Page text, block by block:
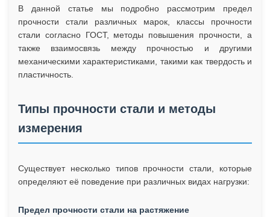
В данной статье мы подробно рассмотрим предел
прочности стали различных марок, классы прочности
стали согласно ГОСТ, методы повышения прочности, а
также взаимосвязь между прочностью и другими
механическими характеристиками, такими как твердость и
пластичность.
Типы прочности стали и методы
измерения
Существует несколько типов прочности стали, которые
определяют её поведение при различных видах нагрузки:
Предел прочности стали на растяжение